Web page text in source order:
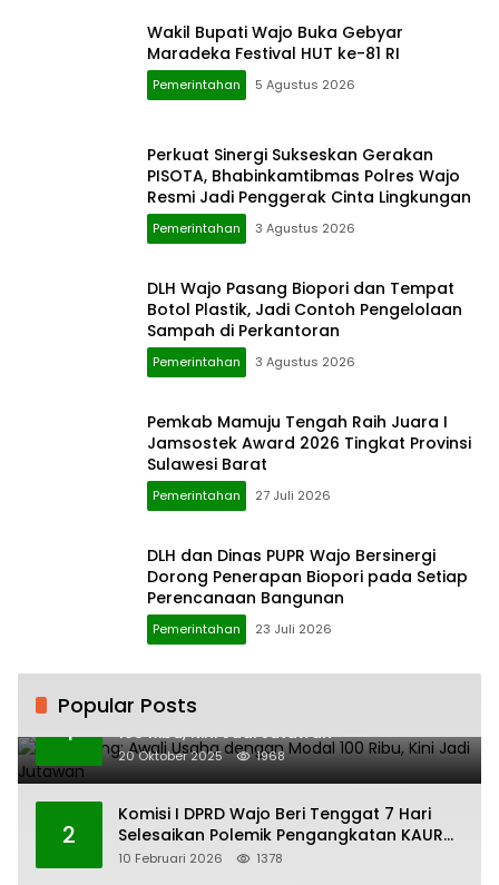
Wakil Bupati Wajo Buka Gebyar
Maradeka Festival HUT ke-81 RI
Pemerintahan 5 Agustus 2026
Perkuat Sinergi Sukseskan Gerakan
PISOTA, Bhabinkamtibmas Polres Wajo
Resmi Jadi Penggerak Cinta Lingkungan
Pemerintahan 3 Agustus 2026
DLH Wajo Pasang Biopori dan Tempat
Botol Plastik, Jadi Contoh Pengelolaan
Sampah di Perkantoran
Pemerintahan 3 Agustus 2026
Pemkab Mamuju Tengah Raih Juara I
Jamsostek Award 2026 Tingkat Provinsi
Sulawesi Barat
Pemerintahan 27 Juli 2026
DLH dan Dinas PUPR Wajo Bersinergi
Dorong Penerapan Biopori pada Setiap
Perencanaan Bangunan
Pemerintahan 23 Juli 2026
Popular Posts
1
H. Ampang: Awali Usaha dengan Modal
100 Ribu, Kini Jadi Jutawan
20 Oktober 2025 1968
2
Komisi I DPRD Wajo Beri Tenggat 7 Hari
Selesaikan Polemik Pengangkatan KAUR
Keuangan Desa Bau-Bau
10 Februari 2026 1378